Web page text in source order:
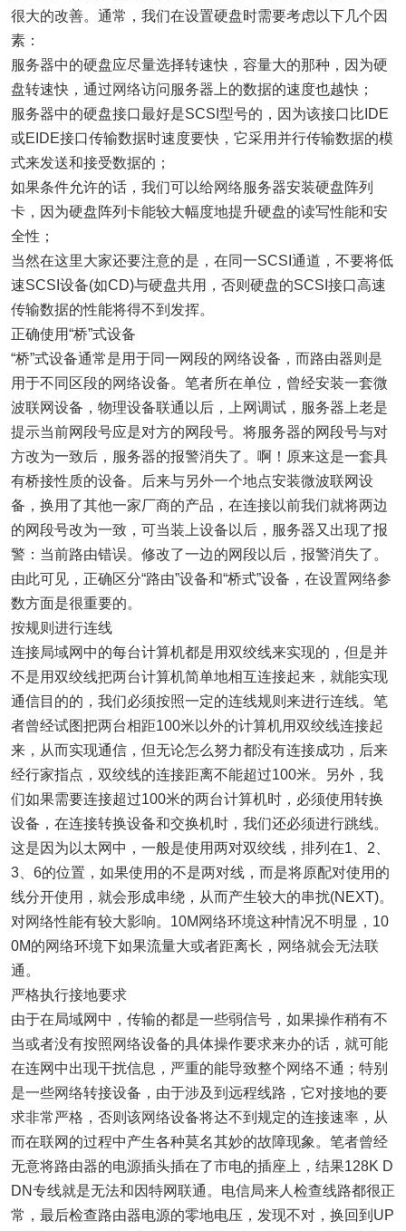
很大的改善。通常，我们在设置硬盘时需要考虑以下几个因
素：
服务器中的硬盘应尽量选择转速快，容量大的那种，因为硬
盘转速快，通过网络访问服务器上的数据的速度也越快；
服务器中的硬盘接口最好是SCSI型号的，因为该接口比IDE
或EIDE接口传输数据时速度要快，它采用并行传输数据的模
式来发送和接受数据的；
如果条件允许的话，我们可以给网络服务器安装硬盘阵列
卡，因为硬盘阵列卡能较大幅度地提升硬盘的读写性能和安
全性；
当然在这里大家还要注意的是，在同一SCSI通道，不要将低
速SCSI设备(如CD)与硬盘共用，否则硬盘的SCSI接口高速
传输数据的性能将得不到发挥。
正确使用“桥”式设备
“桥”式设备通常是用于同一网段的网络设备，而路由器则是
用于不同区段的网络设备。笔者所在单位，曾经安装一套微
波联网设备，物理设备联通以后，上网调试，服务器上老是
提示当前网段号应是对方的网段号。将服务器的网段号与对
方改为一致后，服务器的报警消失了。啊！原来这是一套具
有桥接性质的设备。后来与另外一个地点安装微波联网设
备，换用了其他一家厂商的产品，在连接以前我们就将两边
的网段号改为一致，可当装上设备以后，服务器又出现了报
警：当前路由错误。修改了一边的网段以后，报警消失了。
由此可见，正确区分“路由”设备和“桥式”设备，在设置网络参
数方面是很重要的。
按规则进行连线
连接局域网中的每台计算机都是用双绞线来实现的，但是并
不是用双绞线把两台计算机简单地相互连接起来，就能实现
通信目的的，我们必须按照一定的连线规则来进行连线。笔
者曾经试图把两台相距100米以外的计算机用双绞线连接起
来，从而实现通信，但无论怎么努力都没有连接成功，后来
经行家指点，双绞线的连接距离不能超过100米。另外，我
们如果需要连接超过100米的两台计算机时，必须使用转换
设备，在连接转换设备和交换机时，我们还必须进行跳线。
这是因为以太网中，一般是使用两对双绞线，排列在1、2、
3、6的位置，如果使用的不是两对线，而是将原配对使用的
线分开使用，就会形成串绕，从而产生较大的串扰(NEXT)。
对网络性能有较大影响。10M 网络环境这种情况不明显，10
0M的网络环境下如果流量大或者距离长， 网络就会无法联
通。
严格执行接地要求
由于在局域网中，传输的都是一些弱信号，如果操作稍有不
当或者没有按照 网络设备的具体操作要求来办的话，就可能
在连网中出现干扰信息，严重的能导致整个网络不通；特别
是一些网络转接设备，由于涉及到远程线路，它对接地的要
求非常严格，否则该网络设备将达不到规定的连接速率，从
而在联网的过程中产生各种莫名其妙的故障现象。笔者曾经
无意将路由器的电源插头插在了市电的插座上，结果128K D
DN专线就是无法和因特网联通。电信局来人检查线路都很正
常，最后检查路由器电源的零地电压，发现不对，换回到UP